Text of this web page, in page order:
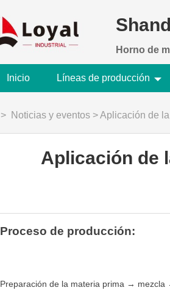
Horno de
Inicio Líneas de producción
> Noticias y eventos >Aplicación de la
Aplicación de
Proceso de producción:
Preparación de la materia prima →